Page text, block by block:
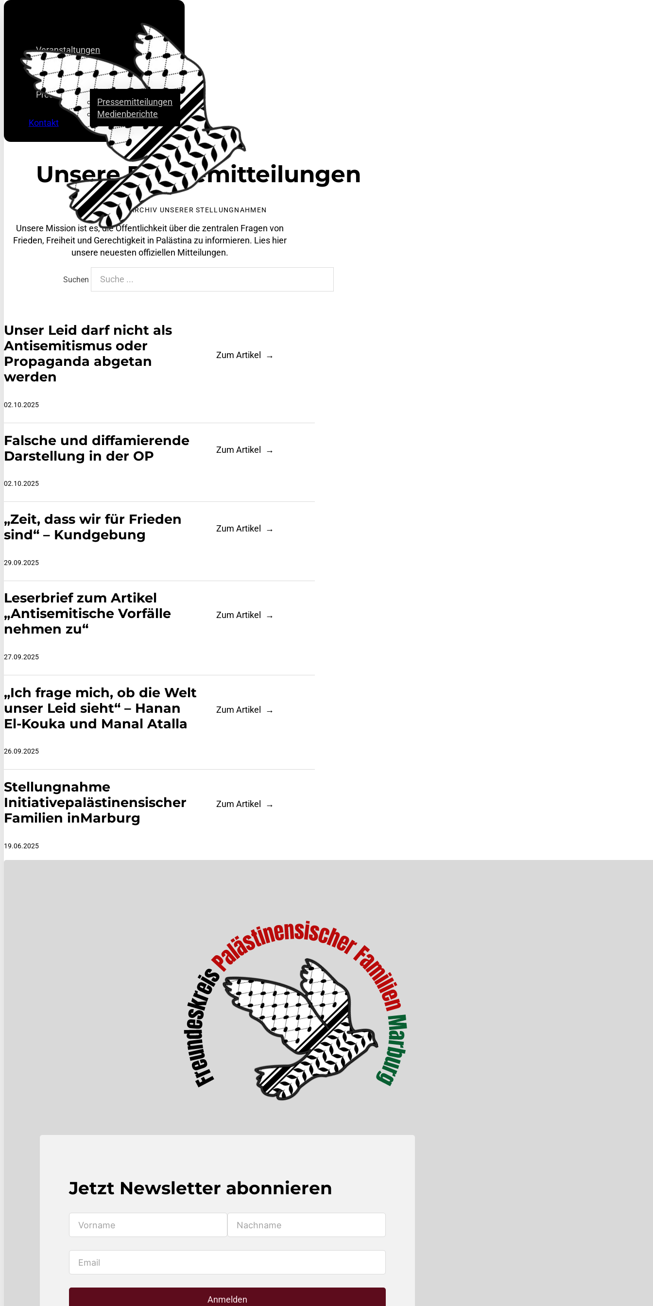
Veranstaltungen
Über uns
Presse
Pressemitteilungen
Medienberichte
Kontakt
Unsere Pressemitteilungen
ARCHIV UNSERER STELLUNGNAHMEN
Unsere Mission ist es, die Öffentlichkeit über die zentralen Fragen von
Frieden, Freiheit und Gerechtigkeit in Palästina zu informieren. Lies hier
unsere neuesten offiziellen Mitteilungen.
Suchen
Unser Leid darf nicht als
Antisemitismus oder
Propaganda abgetan
werden
02.10.2025
Zum Artikel
Falsche und diffamierende
Darstellung in der OP
02.10.2025
Zum Artikel
„Zeit, dass wir für Frieden
sind“ – Kundgebung
29.09.2025
Zum Artikel
Leserbrief zum Artikel
„Antisemitische Vorfälle
nehmen zu“
27.09.2025
Zum Artikel
„Ich frage mich, ob die Welt
unser Leid sieht“ – Hanan
El-Kouka und Manal Atalla
26.09.2025
Zum Artikel
Stellungnahme
Initiativepalästinensischer
Familien inMarburg
19.06.2025
Zum Artikel
Jetzt Newsletter abonnieren
Anmelden